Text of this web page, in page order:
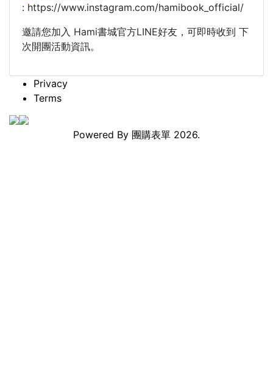
: https://www.instagram.com/hamibook_official/
邀請您加入 Hami書城官方LINE好友，可即時收到 下
次開團活動資訊。
Privacy
Terms
Powered By 團購表單 2026.